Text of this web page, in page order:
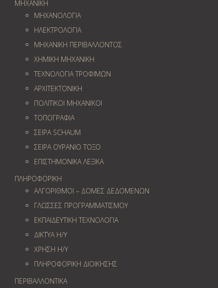
ΜΗΧΑΝΙΚΗ
ΜΗΧΑΝΟΛΟΓΙΑ
ΗΛΕΚΤΡΟΛΟΓΙΑ
ΜΗΧΑΝΙΚΗ ΠΕΡΙΒΑΛΛΟΝΤΟΣ
ΧΗΜΙΚΗ ΜΗΧΑΝΙΚΗ
ΤΕΧΝΟΛΟΓΙΑ ΤΡΟΦΙΜΩΝ
ΑΡΧΙΤΕΚΤΟΝΙΚΗ
ΠΟΛΙΤΙΚΟΙ ΜΗΧΑΝΙΚΟΙ
ΤΟΠΟΓΡΑΦΙΑ
ΣΕΙΡΑ SCHAUM
ΣΕΙΡΑ ΟΥΡΑΝΙΟ ΤΟΞΟ
ΕΠΙΣΤΗΜΟΝΙΚΑ ΛΕΞΙΚΑ
ΠΛΗΡΟΦΟΡΙΚΗ
ΑΛΓΟΡΙΘΜΟΙ – ΔΟΜΕΣ ΔΕΔΟΜΕΝΩΝ
ΓΛΩΣΣΕΣ ΠΡΟΓΡΑΜΜΑΤΙΣΜΟΥ
ΕΚΠΑΙΔΕΥΤΙΚΗ ΤΕΧΝΟΛΟΓΙΑ
ΔΙΚΤΥΑ Η/Υ
ΧΡΗΣΗ Η/Υ
ΠΛΗΡΟΦΟΡΙΚΗ ΔΙΟΙΚΗΣΗΣ
ΠΕΡΙΒΑΛΛΟΝΤΙΚΑ